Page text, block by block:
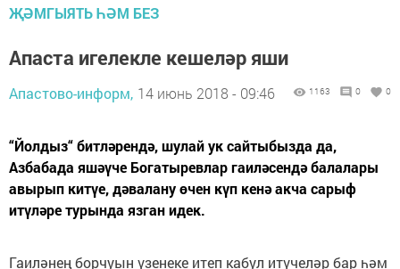
ҖӘМГЫЯТЬ ҺӘМ БЕЗ
Апаста игелекле кешеләр яши
Апастово-информ, 14 июнь 2018 - 09:46 1163 0 0
“Йолдыз“ битләрендә, шулай ук сайтыбызда да,
Азбабада яшәүче Богатыревлар гаиләсендә балалары
авырып китүе, дәвалану өчен күп кенә акча сарыф
итүләре турында язган идек.
Гаиләнең борчуын үзенеке итеп кабул итүчеләр бар һәм